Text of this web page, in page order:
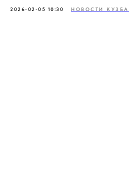
2026-02-05 10:30 НОВОСТИ